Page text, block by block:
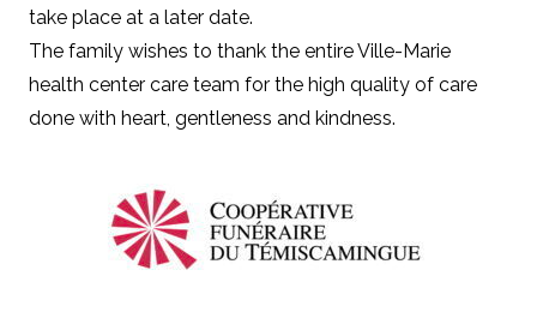
take place at a later date.
The family wishes to thank the entire Ville-Marie
health center care team for the high quality of care
done with heart, gentleness and kindness.